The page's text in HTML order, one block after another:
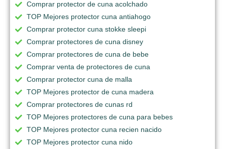
Comprar protector de cuna acolchado
TOP Mejores protector cuna antiahogo
Comprar protector cuna stokke sleepi
Comprar protectores de cuna disney
Comprar protectores de cuna de bebe
Comprar venta de protectores de cuna
Comprar protector cuna de malla
TOP Mejores protector de cuna madera
Comprar protectores de cunas rd
TOP Mejores protectores de cuna para bebes
TOP Mejores protector cuna recien nacido
TOP Mejores protector cuna nido